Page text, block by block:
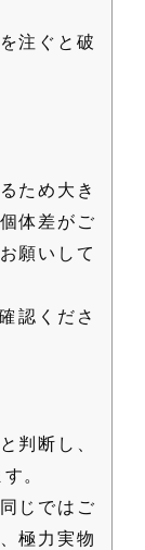
注ぐと破
ため大き
体差がご
願いして
認くださ
判断し、
。
じではご
極力実物